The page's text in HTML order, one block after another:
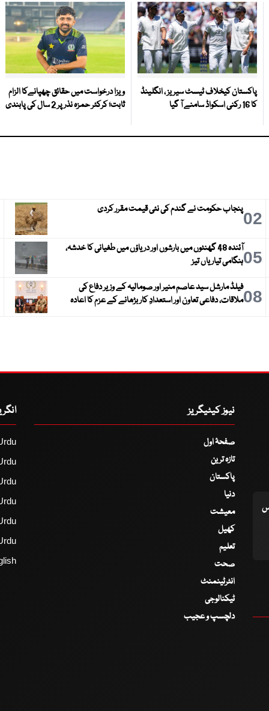
پاکستان کیخلاف ٹیسٹ سیریز ، انگلینڈ
کا 16 رکنی اسکواڈ سامنے آ گیا
ویزا درخواست میں حقائق چھپانےکا الزام
ثابت؛ کرکٹر حمزہ نذر پر 2 سال کی پابندی
02پنجاب حکومت نے گندم کی نئی قیمت مقرر کردی
05
آئندہ 48 گھنٹوں میں بارشوں اور دریاؤں میں طغیانی کا خدشہ،
ہنگامی تیاریاں تیز
08فیلڈ مارشل سید عاصم منیر اور صومالیہ کے وزیر دفاع کی
ملاقات، دفاعی تعاون اور استعدادِ کار بڑھانے کے عزم کا اعادہ
نیوز کیٹیگریز
صفحۂ اول
تازہ ترین
پاکستان
دنیا
معیشت
کھیل
تعلیم
صحت
انٹرٹینمنٹ
ٹیکنالوجی
دلچسپ و عجیب